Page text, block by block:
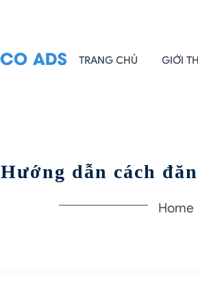
TRANG CHỦ GIỚI
Hướng dẫn cách
Home